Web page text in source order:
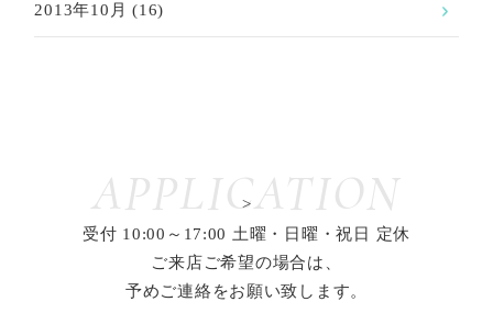
2013年10月 (16)
APPLICATION
>
受付 10:00～17:00 土曜・日曜・祝日 定休
ご来店ご希望の場合は、
予めご連絡をお願い致します。